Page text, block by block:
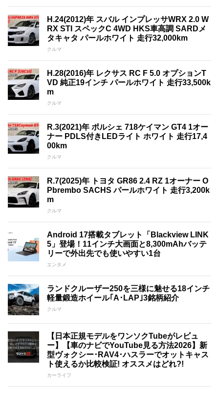
H.24(2012)年 スバル インプレッサWRX 2.0 W
RX STI スペックC 4WD HKS車高調 SARDメ
タキャタ パールホワイト 走行32,000km
クルマ
H.28(2016)年 レクサス RC F 5.0 オプションT
VD 純正19インチ パールホワイト 走行33,500k
m
クルマ
R.3(2021)年 ポルシェ 718ケイマン GT4 1オー
ナー PDLS付きLEDライト ホワイト 走行17,4
00km
クルマ
R.7(2025)年 トヨタ GR86 2.4 RZ 1オーナー O
Pbrembo SACHS パールホワイト 走行3,200k
m
クルマ
Android 17搭載タブレット「Blackview LINK
5」登場！11インチ大画面と8,300mAhバッテ
リーで外出先でも使いやすい1台
エンタメ
ランドクルーザー250を三様に魅せる18インチ
軽量鍛造ホイール｢A･LAP｣3銘柄紹介
クルマ
【日本正規モデルをワンソクTubeがレビュ
ー】【車のナビでYouTube見る方法2026】新
型ヴォクシー･RAV4･ハスラーでオットキャス
ト使えるか比較検証! オススメはどれ?!
カーライフ